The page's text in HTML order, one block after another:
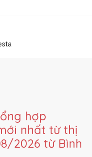
hợp
nhất từ thị
2026 từ Bình